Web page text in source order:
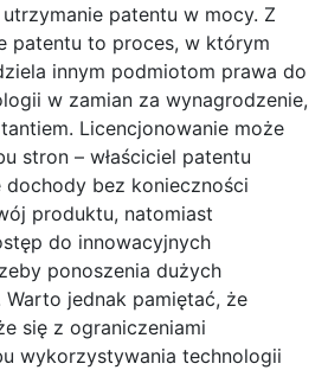
patentu w mocy. Z
patentu to proces, w którym
innym podmiotom prawa do
w zamian za wynagrodzenie,
Licencjonowanie może
stron – właściciel patentu
bez konieczności
produktu, natomiast
do innowacyjnych
ponoszenia dużych
jednak pamiętać, że
się z ograniczeniami
wykorzystywania technologii